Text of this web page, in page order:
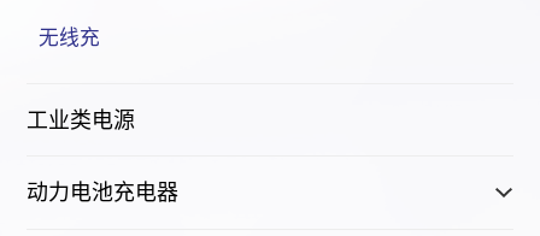
无线充
工业类电源
动力电池充电器